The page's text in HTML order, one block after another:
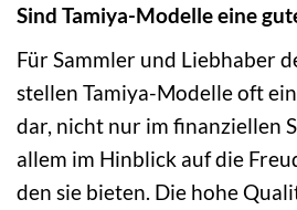
Sind Tamiya-Modelle eine
Für Sammler und Liebhaber
stellen Tamiya-Modelle oft
dar, nicht nur im finanziellen
allem im Hinblick auf die
den sie bieten. Die hohe